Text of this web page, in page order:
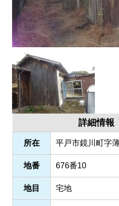
詳細情報
所在 平戸市鏡川町字
地番 676番10
地目 宅地